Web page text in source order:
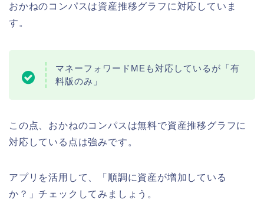
おかねのコンパスは資産推移グラフに対応していま
す。
マネーフォワードMEも対応しているが「有
料版のみ」
この点、おかねのコンパスは無料で資産推移グラフに
対応している点は強みです。
アプリを活用して、「順調に資産が増加している
か？」チェックしてみましょう。